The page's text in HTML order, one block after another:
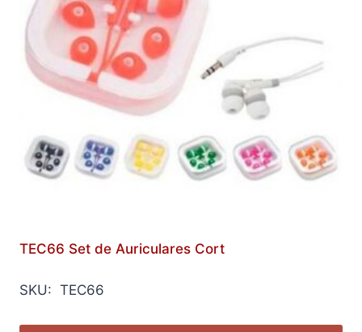
TEC66 Set de Auriculares Cort
SKU: TEC66